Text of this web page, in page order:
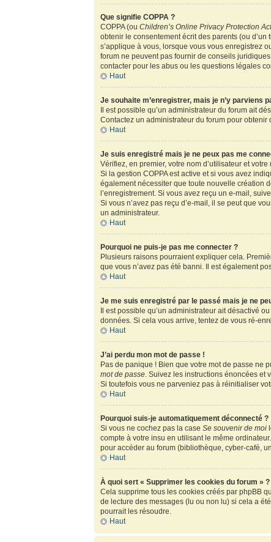
Que signifie COPPA ?
COPPA (ouChildren’s Online Privacy Protection
obtenir le consentement écrit des parents (ou
s’applique à vous, lorsque vous vous enregistrez
forum ne peuvent pas fournir de conseils
contacter pour les abus ou les questions légales
Haut
Je souhaite m’enregistrer, mais je n’y parviens
Il est possible qu’un administrateur du forum ait
Contactez un administrateur du forum pour obtenir
Haut
Je suis enregistré mais je ne peux pas me
Vérifiez, en premier, votre nom d’utilisateur et
Si la gestion COPPA est active et si vous avez
également nécessiter que toute nouvelle création
l’enregistrement. Si vous avez reçu un e-mail,
Si vous n’avez pas reçu d’e-mail, il se peut que
un administrateur.
Haut
Pourquoi ne puis-je pas me connecter ?
Plusieurs raisons pourraient expliquer cela.
que vous n’avez pas été banni. Il est également
Haut
Je me suis enregistré par le passé mais je ne
Il est possible qu’un administrateur ait désactivé
données. Si cela vous arrive, tentez de vous ré-
Haut
J’ai perdu mon mot de passe !
Pas de panique ! Bien que votre mot de passe ne
mot de passe. Suivez les instructions énoncées et
Si toutefois vous ne parveniez pas à réinitialiser
Haut
Pourquoi suis-je automatiquement déconnecté ?
Si vous ne cochez pas la caseSe souvenir de moi
compte à votre insu en utilisant le même
pour accéder au forum (bibliothèque, cyber-café,
Haut
À quoi sert « Supprimer les cookies du forum » ?
Cela supprime tous les cookies créés par phpBB
de lecture des messages (lu ou non lu) si cela a
pourrait les résoudre.
Haut